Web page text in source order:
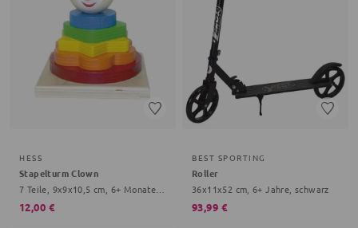
HESS
Stapelturm Clown
12,00 €
BEST SPORTING
Roller
36x11x52 cm, 6+ Jahre, schwarz
93,99 €